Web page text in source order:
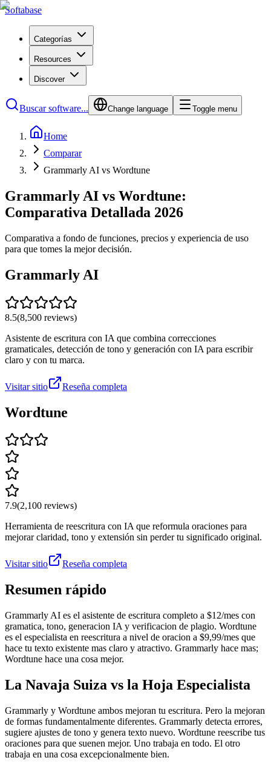
Softabase
Categorías
Resources
Discover
Buscar software... Change language Toggle menu
Home
Comparar
Grammarly AI vs Wordtune
Grammarly AI vs Wordtune:
Comparativa Detallada 2026
Comparativa a fondo de funciones, precios y experiencia de uso
para que tomes la mejor decisión.
Grammarly AI
8.5(8,500 reviews)
Asistente de escritura con IA que combina correcciones
gramaticales, detección de tono y generación con IA para escribir
claro y con tu marca.
Visitar sitio Reseña completa
Wordtune
7.9(2,100 reviews)
Herramienta de reescritura con IA que reformula oraciones para
mejorar claridad, tono y extensión sin perder tu significado original.
Visitar sitio Reseña completa
Resumen rápido
Grammarly AI es el asistente de escritura completo a $12/mes con
gramatica, tono, generacion IA y verificacion de plagio. Wordtune
es el especialista en reescritura a nivel de oracion a $9,99/mes que
hace tu texto existente mas claro y atractivo. Grammarly hace mas;
Wordtune hace una cosa mejor.
La Navaja Suiza vs la Hoja Especialista
Grammarly y Wordtune ambos mejoran tu escritura. Pero la mejoran
de formas fundamentalmente diferentes. Grammarly detecta errores,
sugiere ajustes de tono y genera texto nuevo. Wordtune reescribe tus
oraciones para que suenen mejor. Uno trabaja en todo. El otro
trabaja en una cosa excepcionalmente bien.